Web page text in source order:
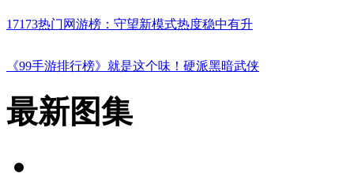
17173热门网游榜：守望新模式热度稳中有升
《99手游排行榜》就是这个味！硬派黑暗武侠
最新图集